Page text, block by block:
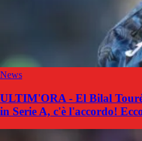
News
ULTIM'ORA - El Bilal
in Serie A, c'è l'accordo!